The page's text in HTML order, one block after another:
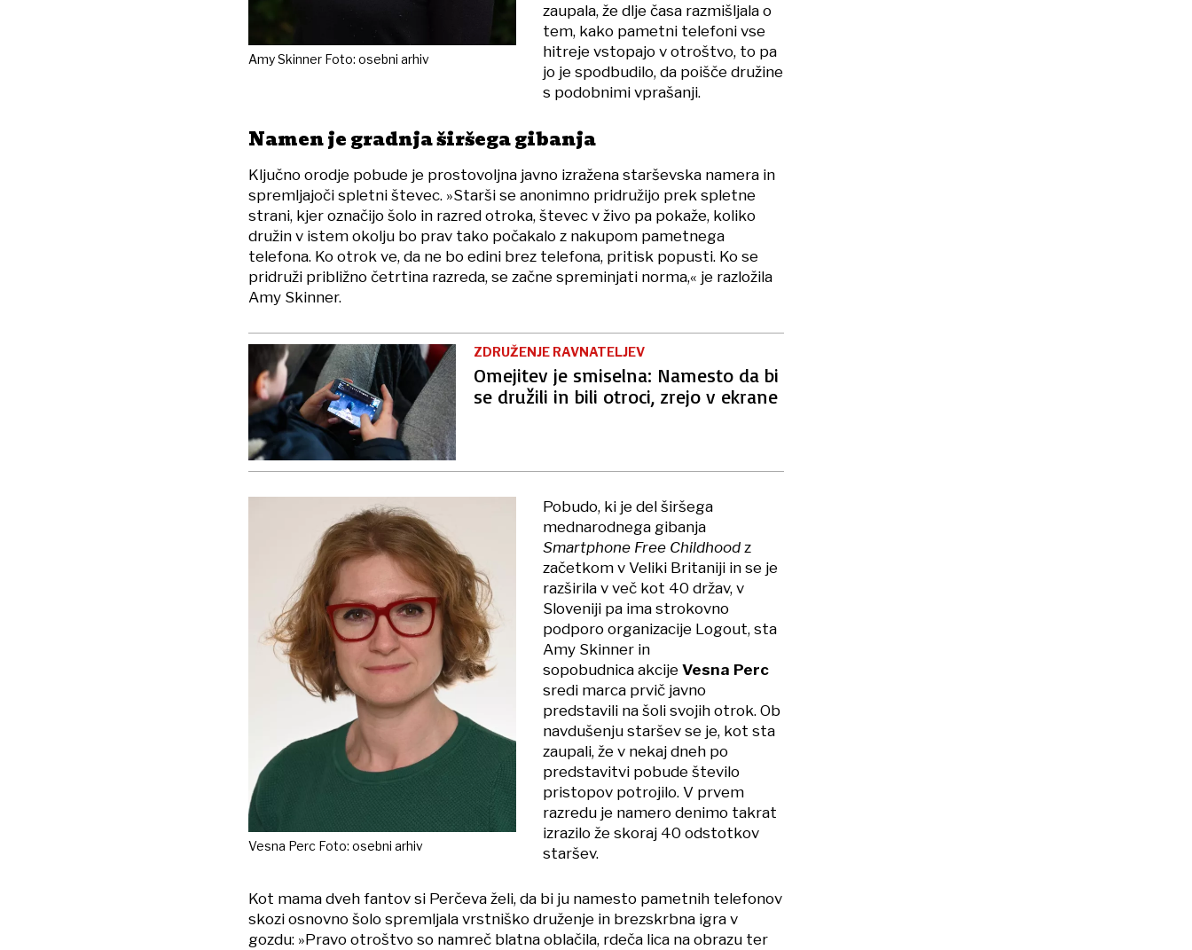
Amy Skinner Foto: osebni arhiv
zaupala, že dlje časa razmišljala o
tem, kako pametni telefoni vse
hitreje vstopajo v otroštvo, to pa
jo je spodbudilo, da poišče družine
s podobnimi vprašanji.
Namen je gradnja širšega gibanja
Ključno orodje pobude je prostovoljna javno izražena starševska namera in
spremljajoči spletni števec. »Starši se anonimno pridružijo prek spletne
strani, kjer označijo šolo in razred otroka, števec v živo pa pokaže, koliko
družin v istem okolju bo prav tako počakalo z nakupom pametnega
telefona. Ko otrok ve, da ne bo edini brez telefona, pritisk popusti. Ko se
pridruži približno četrtina razreda, se začne spreminjati norma,« je razložila
Amy Skinner.
ZDRUŽENJE RAVNATELJEV
Omejitev je smiselna: Namesto da bi
se družili in bili otroci, zrejo v ekrane
Vesna Perc Foto: osebni arhiv
Pobudo, ki je del širšega
mednarodnega gibanja
Smartphone Free Childhood z
začetkom v Veliki Britaniji in se je
razširila v več kot 40 držav, v
Sloveniji pa ima strokovno
podporo organizacije Logout, sta
Amy Skinner in
sopobudnica akcije Vesna Perc
sredi marca prvič javno
predstavili na šoli svojih otrok. Ob
navdušenju staršev se je, kot sta
zaupali, že v nekaj dneh po
predstavitvi pobude število
pristopov potrojilo. V prvem
razredu je namero denimo takrat
izrazilo že skoraj 40 odstotkov
staršev.
Kot mama dveh fantov si Perčeva želi, da bi ju namesto pametnih telefonov
skozi osnovno šolo spremljala vrstniško druženje in brezskrbna igra v
gozdu: »Pravo otroštvo so namreč blatna oblačila, rdeča lica na obrazu ter